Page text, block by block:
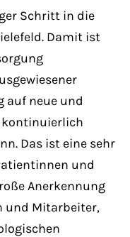
Schritt in die
Damit ist
auf neue und
kontinuierlich
Das ist eine sehr
und
Anerkennung
und Mitarbeiter,